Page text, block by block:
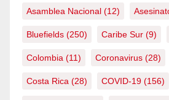
Asamblea Nacional (12)
Bluefields (250) Caribe Sur (9)
Colombia (11) Coronavirus (28)
Costa Rica (28) COVID-19 (156)